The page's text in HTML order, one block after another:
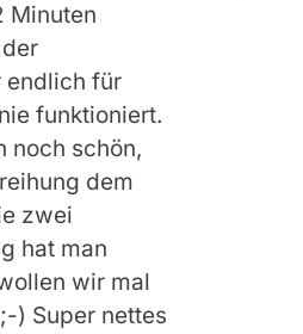
Minuten
endlich für
funktioniert.
noch schön,
dem
zwei
hat man
wir mal
) Super nettes